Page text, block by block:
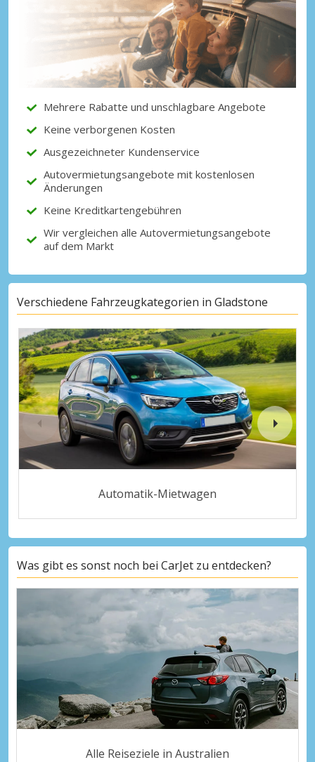
Mit eLink anmelden
Mehrere Rabatte und unschlagbare Angebote
Keine verborgenen Kosten
Ausgezeichneter Kundenservice
Autovermietungsangebote mit kostenlosen
Änderungen
Keine Kreditkartengebühren
Wir vergleichen alle Autovermietungsangebote
auf dem Markt
Verschiedene Fahrzeugkategorien in Gladstone
Automatik-Mietwagen
Was gibt es sonst noch bei CarJet zu entdecken?
Alle Reiseziele in Australien